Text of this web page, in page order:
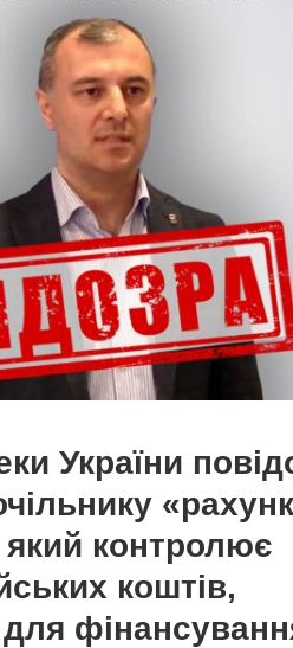
України
контролює
коштів,